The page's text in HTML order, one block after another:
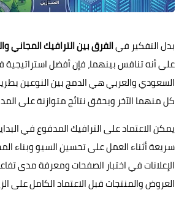
بدل التفكير فيالفرق بين الترافيك المجاني
على أنه تنافس بينهما، فإن أفضل
السعودي والعربي هي الدمج بين النوعين
كل منهما الآخر ويحقق نتائج متوازنة على
يمكن الاعتماد على الترافيك المدفوع في
سريعة أثناء العمل على تحسين السيو وبناء
الإعلانات في اختبار الصفحات ومعرفة مدى
العروض والمنتجات قبل الاعتماد الكامل على